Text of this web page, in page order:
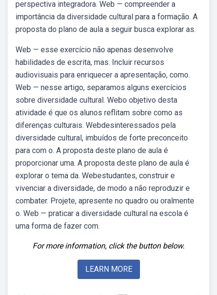
perspectiva integradora. Web — compreender a
importância da diversidade cultural para a formação. A
proposta do plano de aula a seguir busca explorar as.
Web — esse exercício não apenas desenvolve
habilidades de escrita, mas. Incluir recursos
audiovisuais para enriquecer a apresentação, como.
Web — nesse artigo, separamos alguns exercícios
sobre diversidade cultural. Webo objetivo desta
atividade é que os alunos reflitam sobre como as
diferenças culturais. Webdesinteressados pela
diversidade cultural, imbuídos de forte preconceito
para com o. A proposta deste plano de aula é
proporcionar uma. A proposta deste plano de aula é
explorar o tema da. Webestudantes, construir e
vivenciar a diversidade, de modo a não reproduzir e
combater. Projete, apresente no quadro ou oralmente
o. Web — praticar a diversidade cultural na escola é
uma forma de fazer com.
For more information, click the button below.
LEARN MORE